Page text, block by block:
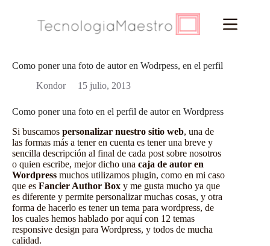
Como poner una foto de autor en Wodrpess, en el perfil
Kondor
15 julio, 2013
Como poner una foto en el perfil de autor en Wordpress
Si buscamos personalizar nuestro sitio web, una de
las formas más a tener en cuenta es tener una breve y
sencilla descripción al final de cada post sobre nosotros
o quien escribe, mejor dicho una caja de autor en
Wordpress muchos utilizamos plugin, como en mi caso
que es Fancier Author Box y me gusta mucho ya que
es diferente y permite personalizar muchas cosas, y otra
forma de hacerlo es tener un tema para wordpress, de
los cuales hemos hablado por aquí con 12 temas
responsive design para Wordpress, y todos de mucha
calidad.